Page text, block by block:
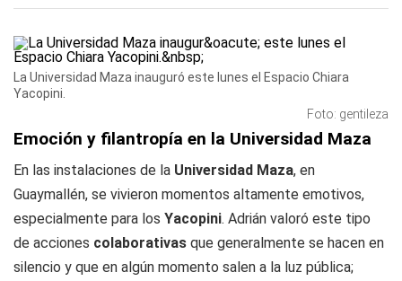
La Universidad Maza inauguró este lunes el Espacio Chiara
Yacopini.
Foto: gentileza
Emoción y filantropía en la Universidad Maza
En las instalaciones de la Universidad Maza, en
Guaymallén, se vivieron momentos altamente emotivos,
especialmente para los Yacopini. Adrián valoró este tipo
de acciones colaborativas que generalmente se hacen en
silencio y que en algún momento salen a la luz pública;